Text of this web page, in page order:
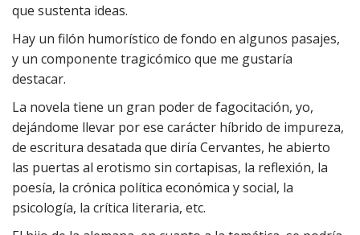
que sustenta ideas.
Hay un filón humorístico de fondo en algunos pasajes,
y un componente tragicómico que me gustaría
destacar.
La novela tiene un gran poder de fagocitación, yo,
dejándome llevar por ese carácter híbrido de impureza,
de escritura desatada que diría Cervantes, he abierto
las puertas al erotismo sin cortapisas, la reflexión, la
poesía, la crónica política económica y social, la
psicología, la crítica literaria, etc.